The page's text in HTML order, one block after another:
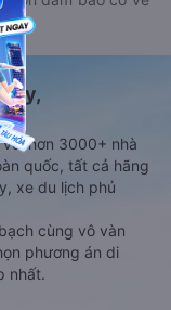
hơn 3000+ nhà
quốc, tất cả hãng
xe du lịch phủ
cùng vô vàn
phương án di
nhất.